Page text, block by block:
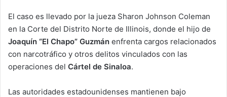
El caso es llevado por la jueza Sharon Johnson Coleman
en la Corte del Distrito Norte de Illinois, donde el hijo de
Joaquín “El Chapo” Guzmán enfrenta cargos relacionados
con narcotráfico y otros delitos vinculados con las
operaciones del Cártel de Sinaloa.
Las autoridades estadounidenses mantienen bajo